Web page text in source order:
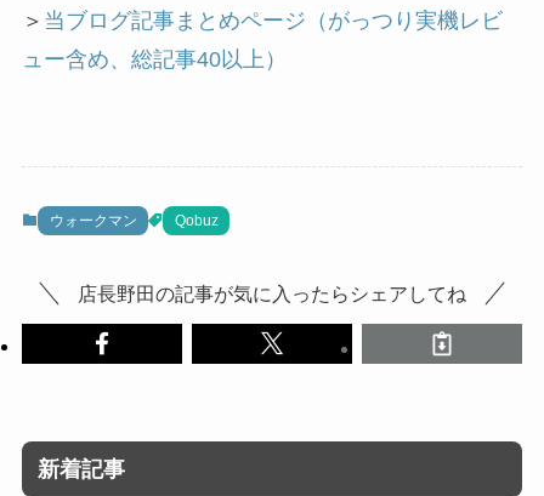
＞ 当ブログ記事まとめページ（がっつり実機レビ
ュー含め、総記事40以上）
ウォークマン Qobuz
店長野田の記事が気に入ったらシェアしてね
新着記事